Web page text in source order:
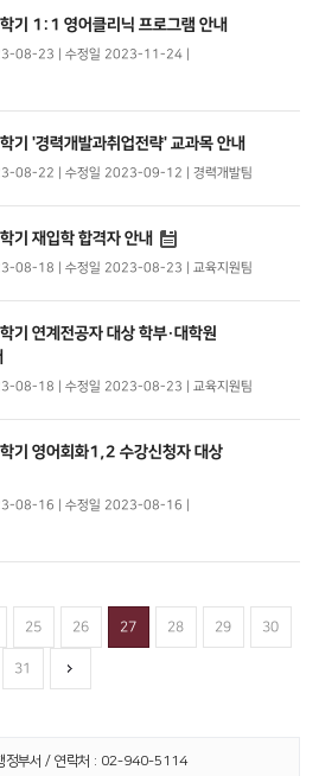
기 1:1 영어클리닉 프로그램 안내
08-23 | 수정일 2023-11-24 |
기 '경력개발과취업전략' 교과목 안내
08-22 | 수정일 2023-09-12 | 경력개발팀
기 재입학 합격자 안내
08-18 | 수정일 2023-08-23 | 교육지원팀
기 연계전공자 대상 학부·대학원
08-18 | 수정일 2023-08-23 | 교육지원팀
기 영어회화1,2 수강신청자 대상
08-16 | 수정일 2023-08-16 |
25 26 27 28 29 30
31
정부서 / 연락처 : 02-940-5114